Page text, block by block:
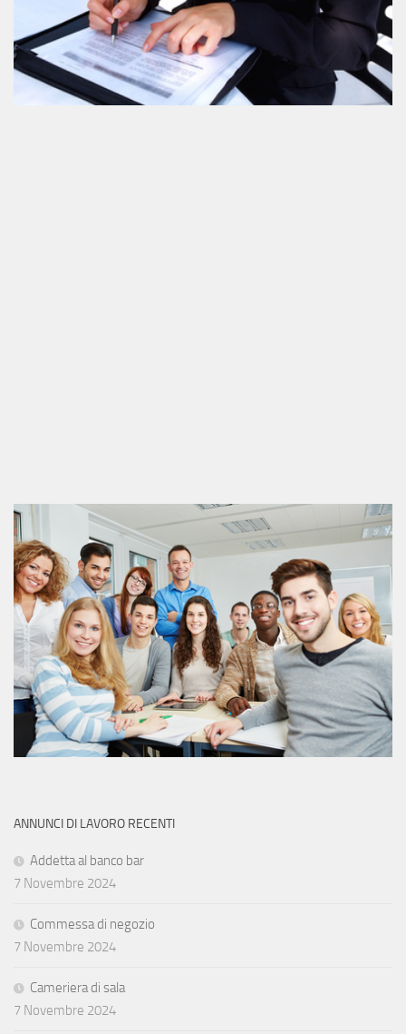
ANNUNCI DI LAVORO RECENTI
Addetta al banco bar
7 Novembre 2024
Commessa di negozio
7 Novembre 2024
Cameriera di sala
7 Novembre 2024